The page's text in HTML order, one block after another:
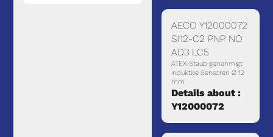
AECO Y12000072
SI12-C2 PNP NO
AD3 LC5
ATEX-Staub genehmigt
induktive Sensoren Ø 12
mm
Details about :
Y12000072